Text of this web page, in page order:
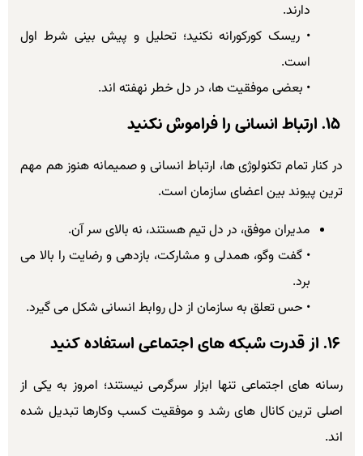
دارند.
• ریسک کورکورانه نکنید؛ تحلیل و پیش بینی شرط اول
است.
• بعضی موفقیت ها، در دل خطر نهفته اند.
در کنار تمام تکنولوژی ها، ارتباط انسانی و صمیمانه هنوز هم مهم
ترین پیوند بین اعضای سازمان است.
مدیران موفق، در دل تیم هستند، نه بالای سر آن.
• گفت وگو، همدلی و مشارکت، بازدهی و رضایت را بالا می
برد.
• حس تعلق به سازمان از دل روابط انسانی شکل می گیرد.
رسانه های اجتماعی تنها ابزار سرگرمی نیستند؛ امروز به یکی از
اصلی ترین کانال های رشد و موفقیت کسب وکارها تبدیل شده
اند.